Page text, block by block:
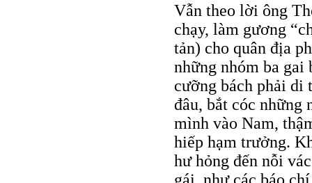
Vẫn theo lời ông
chạy, làm gương
tản) cho quân địa
những nhóm ba gai
cưỡng bách phải di
đâu, bắt cóc những
mình vào Nam,
hiếp hạm trưởng.
hư hỏng đến nỗi